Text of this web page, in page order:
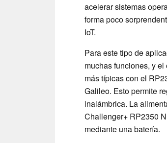
acelerar sistemas
forma poco
IoT.
Para este tipo de
muchas funciones, y
más típicas con el
Galileo. Esto permite
inalámbrica. La
Challenger+ RP2350
mediante una batería.